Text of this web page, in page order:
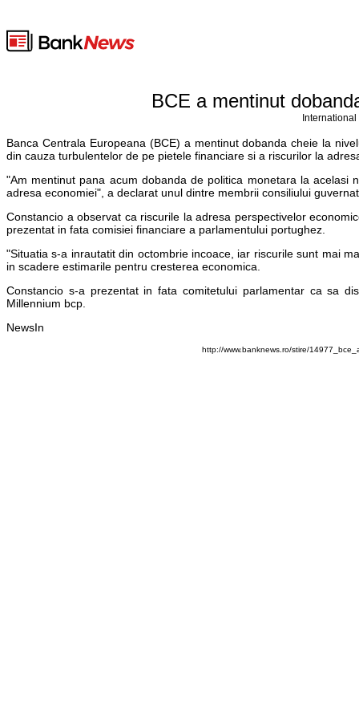
BCE a mentinut
Banca Centrala Europeana (BCE) a mentinut dobanda cheie la
din cauza turbulentelor de pe pietele financiare si a riscurilor la
"Am mentinut pana acum dobanda de politica monetara la
adresa economiei", a declarat unul dintre membrii consiliului
Constancio a observat ca riscurile la adresa perspectivelor
prezentat in fata comisiei financiare a parlamentului portughez.
"Situatia s-a inrautatit din octombrie incoace, iar riscurile sunt mai
in scadere estimarile pentru cresterea economica.
Constancio s-a prezentat in fata comitetului parlamentar ca sa
Millennium bcp.
NewsIn
http://www.banknews.ro/stire/